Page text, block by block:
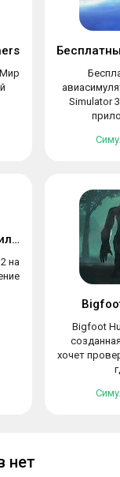
Simulator
Симулятор Автомобиля 2
на
Bigfoot
хочет
нет